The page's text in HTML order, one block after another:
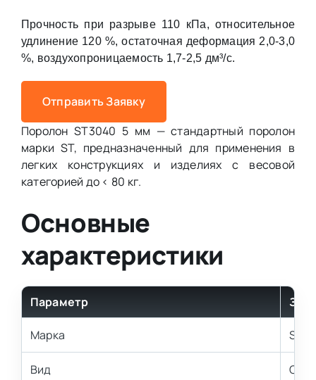
Прочность при разрыве 110 кПа, относительное
удлинение 120 %, остаточная деформация 2,0-3,0
%, воздухопроницаемость 1,7-2,5 дм³/с.
Отправить Заявку
Поролон ST3040 5 мм — стандартный поролон
марки ST, предназначенный для применения в
легких конструкциях и изделиях с весовой
категорией до < 80 кг.
Основные
характеристики
Параметр
Марка
Вид